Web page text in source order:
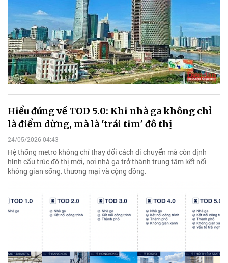
Hiểu đúng về TOD 5.0: Khi nhà ga không chỉ
là điểm dừng, mà là 'trái tim' đô thị
24/05/2026 04:43
Hệ thống metro không chỉ thay đổi cách di chuyển mà còn định
hình cấu trúc đô thị mới, nơi nhà ga trở thành trung tâm kết nối
không gian sống, thương mại và cộng đồng.